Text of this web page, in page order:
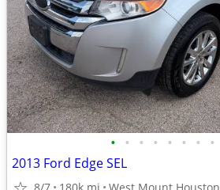
• • • • • • • •
2013 Ford Edge SEL